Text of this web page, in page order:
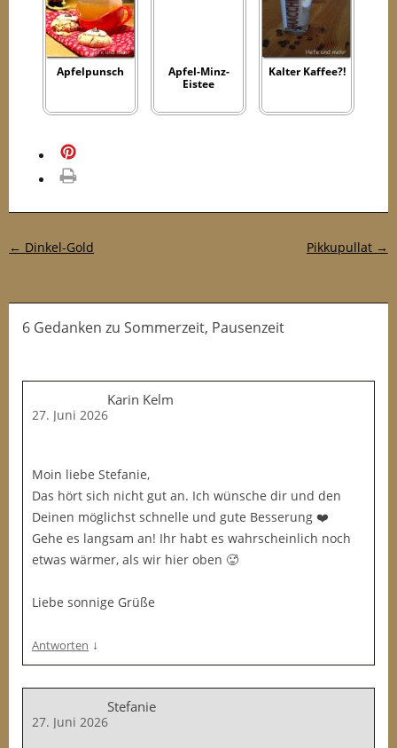
Apfelpunsch
Apfel-Minz-
Eistee
Kalter Kaffee?!
Post-Navigation
← Dinkel-Gold Pikkupullat →
6 Gedanken zu Sommerzeit, Pausenzeit
Karin Kelm
27. Juni 2026
Moin liebe Stefanie,
Das hört sich nicht gut an. Ich wünsche dir und den
Deinen möglichst schnelle und gute Besserung ❤️
Gehe es langsam an! Ihr habt es wahrscheinlich noch
etwas wärmer, als wir hier oben 🥵
Liebe sonnige Grüße
Antworten ↓
Stefanie
27. Juni 2026